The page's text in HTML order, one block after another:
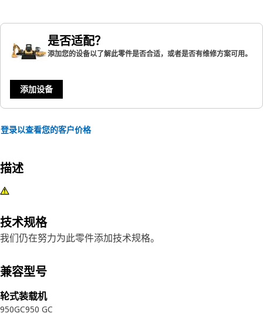
是否适配？
添加您的设备以了解此零件是否合适，或者是否有维修方案可用。
添加设备
登录以查看您的客户价格
描述
技术规格
我们仍在努力为此零件添加技术规格。
兼容型号
轮式装载机
950GC950 GC